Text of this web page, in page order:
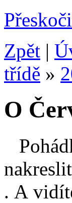
Zpět |
třídě »
O
. A